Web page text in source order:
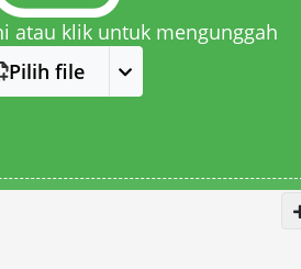
atau klik untuk mengunggah
Pilih file